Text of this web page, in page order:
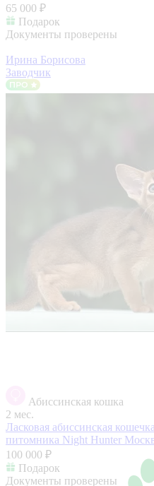
65 000 ₽
Подарок
Документы проверены
Ирина Борисова
Заводчик
Абиссинская кошка
2 мес.
Ласковая абиссинская
питомника Night Hunter
100 000 ₽
Подарок
Документы проверены